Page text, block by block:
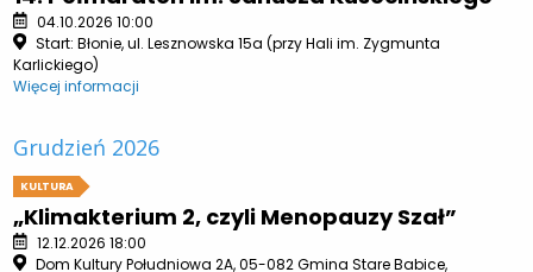
04.10.2026 10:00
Start: Błonie, ul. Lesznowska 15a (przy Hali im. Zygmunta
Karlickiego)
Więcej informacji
Grudzień 2026
KULTURA
„Klimakterium 2, czyli Menopauzy Szał”
12.12.2026 18:00
Dom Kultury Południowa 2A, 05-082 Gmina Stare Babice,